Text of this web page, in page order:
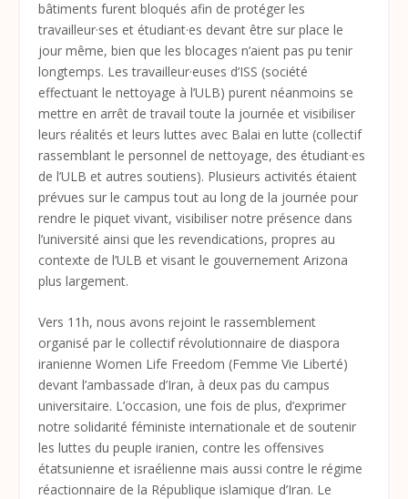
bâtiments furent bloqués afin de protéger les
travailleur·ses et étudiant·es devant être sur place le
jour même, bien que les blocages n’aient pas pu tenir
longtemps. Les travailleur·euses d’ISS (société
effectuant le nettoyage à l’ULB) purent néanmoins se
mettre en arrêt de travail toute la journée et visibiliser
leurs réalités et leurs luttes avec Balai en lutte (collectif
rassemblant le personnel de nettoyage, des étudiant·es
de l’ULB et autres soutiens). Plusieurs activités étaient
prévues sur le campus tout au long de la journée pour
rendre le piquet vivant, visibiliser notre présence dans
l’université ainsi que les revendications, propres au
contexte de l’ULB et visant le gouvernement Arizona
plus largement.
Vers 11h, nous avons rejoint le rassemblement
organisé par le collectif révolutionnaire de diaspora
iranienne Women Life Freedom (Femme Vie Liberté)
devant l’ambassade d’Iran, à deux pas du campus
universitaire. L’occasion, une fois de plus, d’exprimer
notre solidarité féministe internationale et de soutenir
les luttes du peuple iranien, contre les offensives
étatsunienne et israélienne mais aussi contre le régime
réactionnaire de la République islamique d’Iran. Le